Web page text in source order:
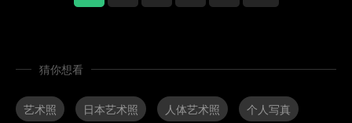
猜你想看
艺术照 日本艺术照 人体艺术照 个人写真